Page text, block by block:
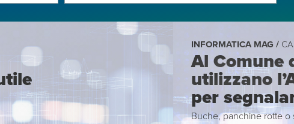
INFORMATICA MAG /
Al Comune
utilizzano
per
Buche, panchine rotte o